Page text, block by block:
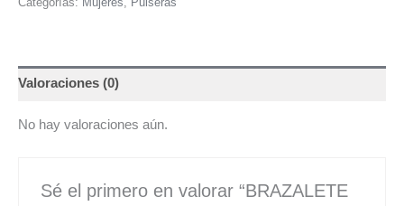
Valoraciones (0)
No hay valoraciones aún.
Sé el primero en valorar “BRAZALETE